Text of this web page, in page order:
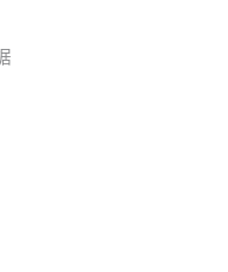
达式移动到函数出口。